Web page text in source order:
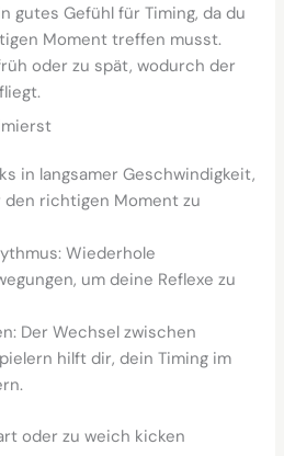
gutes Gefühl für Timing, da du
Moment treffen musst.
oder zu spät, wodurch der
in langsamer Geschwindigkeit,
den richtigen Moment zu
Wiederhole
um deine Reflexe zu
Der Wechsel zwischen
hilft dir, dein Timing im
oder zu weich kicken